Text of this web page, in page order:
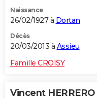
Naissance
26/02/1927 à Dortan
Décès
20/03/2013 à Assieu
Famille CROISY
Vincent HERRERO